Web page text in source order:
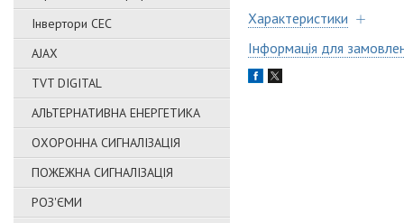
Інвертори СЕС
AJAX
TVT DIGITAL
АЛЬТЕРНАТИВНА ЕНЕРГЕТИКА
ОХОРОННА СИГНАЛІЗАЦІЯ
ПОЖЕЖНА СИГНАЛІЗАЦІЯ
РОЗ'ЄМИ
Характеристики
Інформація для